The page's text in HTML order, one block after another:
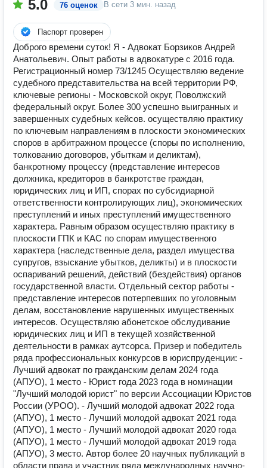
5.0 76 оценок В сети 3 мин. назад
Паспорт проверен
Доброго времени суток! Я - Адвокат Борзиков Андрей
Анатольевич. Опыт работы в адвокатуре с 2016 года.
Регистрационный номер 73/1245 Осуществляю ведение
судебного представительства на всей территории РФ,
ключевые регионы - Московской округ, Поволжский
федеральный округ. Более 300 успешно выигранных и
завершенных судебных кейсов. осуществляю практику
по ключевым направлениям в плоскости экономических
споров в арбитражном процессе (споры по исполнению,
толкованию договоров, убыткам и деликтам),
банкротному процессу (представление интересов
должника, кредиторов в банкротстве граждан,
юридических лиц и ИП, спорах по субсидиарной
ответственности контролирующих лиц), экономических
преступлений и иных преступлений имущественного
характера. Равным образом осуществляю практику в
плоскости ГПК и КАС по спорам имущественного
характера (наследственные дела, раздел имущества
супругов, взыскание убытков, деликты) и в плоскости
оспариваний решений, действий (бездействия) органов
государственной власти. Отдельный сектор работы -
представление интересов потерпевших по уголовным
делам, восстановление нарушенных имущественных
интересов. Осуществляю абонетское обслудивание
юридических лиц и ИП в текущей хозяйственной
деятельности в рамках аутсорса. Призер и победитель
ряда профессиональных конкурсов в юриспруденции: -
Лучший адвокат по гражданским делам 2024 года
(АПУО), 1 место - Юрист года 2023 года в номинации
"Лучший молодой юрист" по версии Ассоциации Юристов
России (УРОО). - Лучший молодой адвокат 2022 года
(АПУО), 1 место - Лучший молодой адвокат 2021 года
(АПУО), 1 место - Лучший молодой адвокат 2020 года
(АПУО), 1 место - Лучший молодой адвокат 2019 года
(АПУО), 3 место. Автор более 20 научных публикаций в
области права и участник ряда международных научно-